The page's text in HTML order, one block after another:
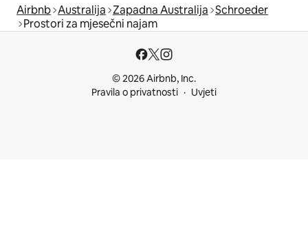
Airbnb Australija Zapadna Australija Schroeder
Prostori za mjesečni najam
© 2026 Airbnb, Inc.
Pravila o privatnosti
Uvjeti